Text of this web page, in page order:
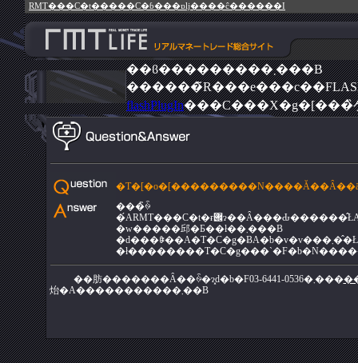
RMT���C�t�����C�ɓ���ɒǉ����ĉ������I
��ϐ���������܂���B
flashPlugIn
���̏ꍇ
�w�����邱�Ƃ��ł��܂���B
�d���ꎟ��A�T�C�g�ɃA�b�v�v���܂��̂ŁA���萔
��肪�������Ȃ��ꍇ�ɂ͓d�b�F03-6441-0536�܂���
炲�A�����������܂��B